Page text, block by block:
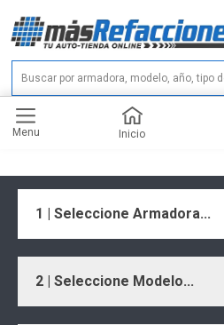
Menu Inicio
1 | Seleccione Armadora...
2 | Seleccione Modelo...